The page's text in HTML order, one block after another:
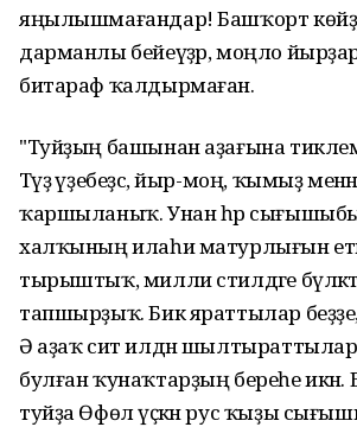
яңылышмағандар! Башҡорт
дарманлы бейеүҙәр, моңло йырҙар
битараф ҡалдырмаған.
"Туйҙың башынан аҙағына
Тәүҙә үҙебеҙсә, йыр-моң, ҡымыҙ
ҡаршыланыҡ. Унан һәр
халҡының илаһи матурлығын
тырыштыҡ, милли стилдәге
тапшырҙыҡ. Бик яраттылар беҙҙе,
Ә аҙаҡ сит илдән
булған ҡунаҡтарҙың береһе икән.
туйҙа Өфөлә үҫкән рус ҡыҙы